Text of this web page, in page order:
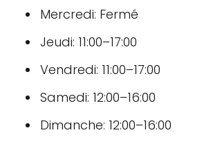
Mercredi: Fermé
Jeudi: 11:00–17:00
Vendredi: 11:00–17:00
Samedi: 12:00–16:00
Dimanche: 12:00–16:00